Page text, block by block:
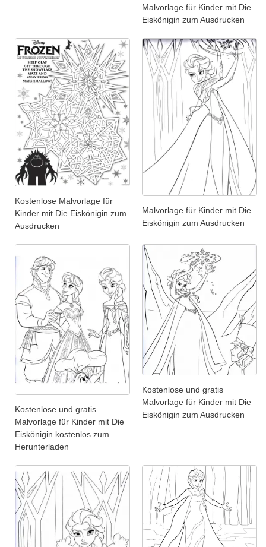
Malvorlage für Kinder mit Die
Eiskönigin zum Ausdrucken
Kostenlose Malvorlage für
Kinder mit Die Eiskönigin zum
Ausdrucken
Malvorlage für Kinder mit Die
Eiskönigin zum Ausdrucken
Kostenlose und gratis
Malvorlage für Kinder mit Die
Eiskönigin kostenlos zum
Herunterladen
Kostenlose und gratis
Malvorlage für Kinder mit Die
Eiskönigin zum Ausdrucken